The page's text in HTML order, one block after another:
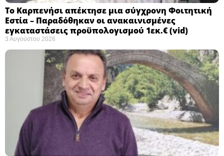
Το Καρπενήσι απέκτησε μια σύγχρονη Φοιτητική
Εστία – Παραδόθηκαν οι ανακαινισμένες
εγκαταστάσεις προϋπολογισμού 1εκ.€ (vid)
3 Αυγούστου 2026